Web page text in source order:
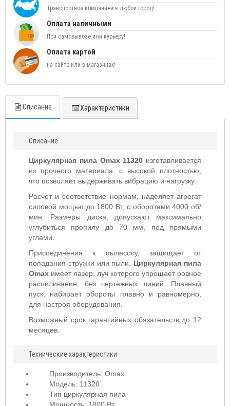
Транспортной компанией в любой город!
Оплата наличными
При самовывозе или курьеру!
Оплата картой
на сайте или в магазинах!
Описание Характеристики
Описание
Циркулярная пила Omax 11320 изготавливается
из прочного материала, с высокой плотностью,
что позволяет выдерживать вибрацию и нагрузку.
Расчет и соответствие нормам, наделяет агрегат
силовой мощью до 1800 Вт, с оборотами 4000 об/
мин. Размеры диска, допускают максимально
углубиться пропилу до 70 мм, под прямыми
углами.
Присоединения к пылесосу, защищает от
попадания стружки или пыли. Циркулярная пила
Omax имеет лазер, луч которого упрощает ровное
распиливание, без чертёжных линий. Плавный
пуск, набирает обороты плавно и равномерно,
для настроя оборудования.
Возможный срок гарантийных обязательств до 12
месяцев.
Технические характеристики
Производитель: Omax
Модель: 11320
Тип циркулярная пила